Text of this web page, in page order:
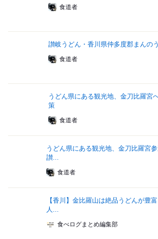
食道者
讃岐うどん・香川県仲多度郡まんの
食道者
うどん県にある観光地、金刀比羅宮
策
食道者
うどん県にある観光地、金刀比羅宮
讃...
食道者
【香川】金比羅山は絶品うどんが豊
人...
食べログまとめ編集部